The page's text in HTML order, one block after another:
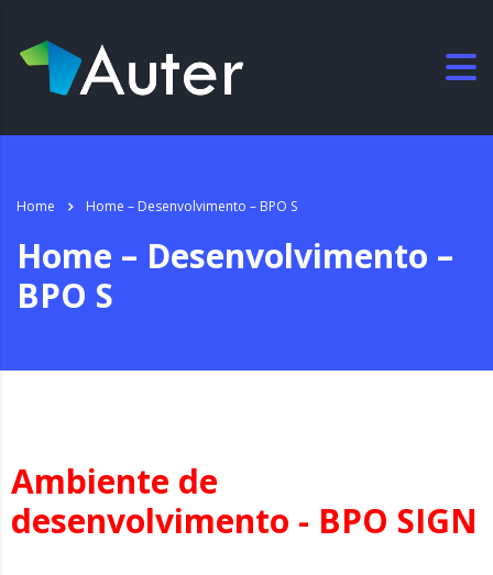
Home Home – Desenvolvimento – BPO S
Home – Desenvolvimento –
BPO S
Ambiente de
desenvolvimento - BPO SIGN